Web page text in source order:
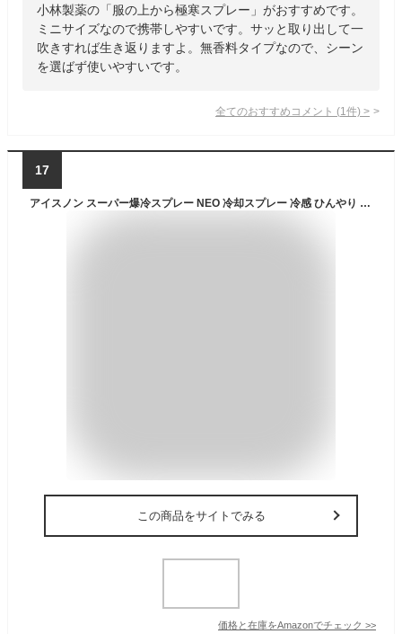
小林製薬の「服の上から極寒スプレー」がおすすめです。
ミニサイズなので携帯しやすいです。サッと取り出して一
吹きすれば生き返りますよ。無香料タイプなので、シーン
を選ばず使いやすいです。
全てのおすすめコメント (1 件) >
17
アイスノン スーパー爆冷スプレー NEO 冷却スプレー 冷感 ひんやり 冷たい 服にかける 消臭 暑さ対策
この商品をサイトでみる
価格と在庫をAmazonでチェック >>